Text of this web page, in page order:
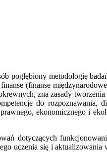
pogłębiony metodologię
(finanse
zna zasady
do rozpoznawania,
ekonomicznego i
dotyczących
uczenia się i aktualizowania